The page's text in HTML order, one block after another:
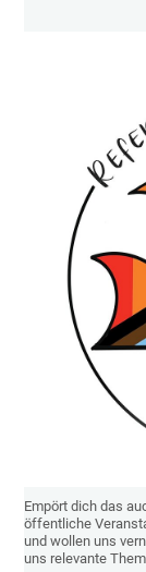
Empört dich das
öffentliche
und wollen uns
uns relevante